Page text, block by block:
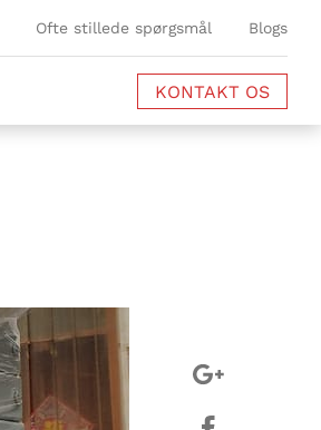
Ofte stillede spørgsmål Blogs
KONTAKT OS